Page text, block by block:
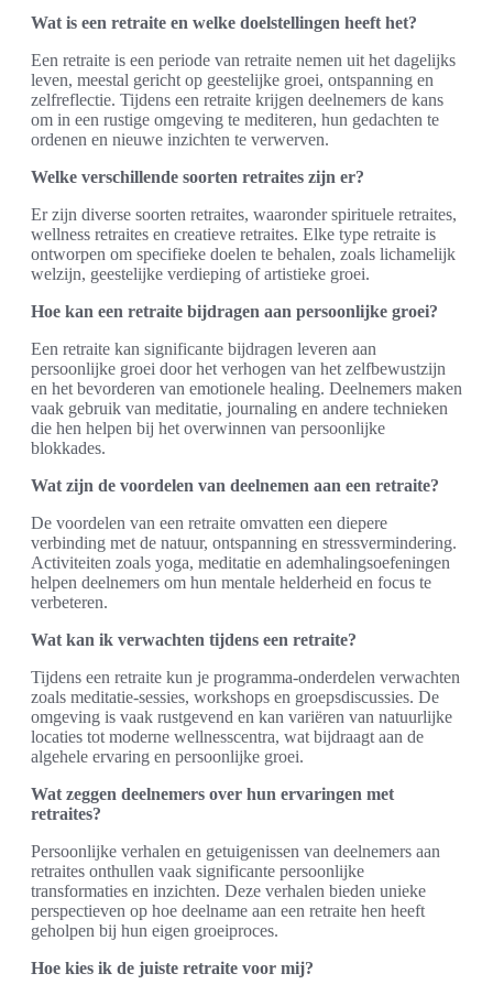
Wat is een retraite en welke doelstellingen heeft het?
Een retraite is een periode van retraite nemen uit het dagelijks
leven, meestal gericht op geestelijke groei, ontspanning en
zelfreflectie. Tijdens een retraite krijgen deelnemers de kans
om in een rustige omgeving te mediteren, hun gedachten te
ordenen en nieuwe inzichten te verwerven.
Welke verschillende soorten retraites zijn er?
Er zijn diverse soorten retraites, waaronder spirituele retraites,
wellness retraites en creatieve retraites. Elke type retraite is
ontworpen om specifieke doelen te behalen, zoals lichamelijk
welzijn, geestelijke verdieping of artistieke groei.
Hoe kan een retraite bijdragen aan persoonlijke groei?
Een retraite kan significante bijdragen leveren aan
persoonlijke groei door het verhogen van het zelfbewustzijn
en het bevorderen van emotionele healing. Deelnemers maken
vaak gebruik van meditatie, journaling en andere technieken
die hen helpen bij het overwinnen van persoonlijke
blokkades.
Wat zijn de voordelen van deelnemen aan een retraite?
De voordelen van een retraite omvatten een diepere
verbinding met de natuur, ontspanning en stressvermindering.
Activiteiten zoals yoga, meditatie en ademhalingsoefeningen
helpen deelnemers om hun mentale helderheid en focus te
verbeteren.
Wat kan ik verwachten tijdens een retraite?
Tijdens een retraite kun je programma-onderdelen verwachten
zoals meditatie-sessies, workshops en groepsdiscussies. De
omgeving is vaak rustgevend en kan variëren van natuurlijke
locaties tot moderne wellnesscentra, wat bijdraagt aan de
algehele ervaring en persoonlijke groei.
Wat zeggen deelnemers over hun ervaringen met
retraites?
Persoonlijke verhalen en getuigenissen van deelnemers aan
retraites onthullen vaak significante persoonlijke
transformaties en inzichten. Deze verhalen bieden unieke
perspectieven op hoe deelname aan een retraite hen heeft
geholpen bij hun eigen groeiproces.
Hoe kies ik de juiste retraite voor mij?